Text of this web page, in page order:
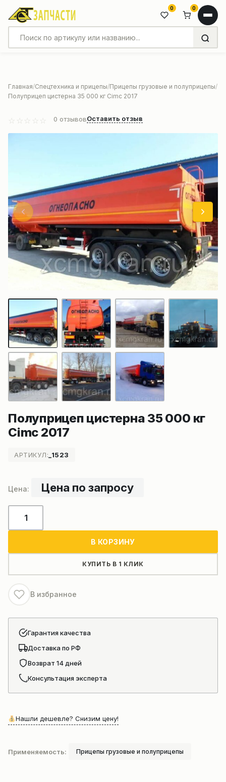
0 0
Главная Спецтехника и прицепы Прицепы грузовые и полуприцепы
Полуприцеп цистерна 35 000 кг Cimc 2017
0 отзывовОставить отзыв
Полуприцеп цистерна 35 000 кг
Cimc 2017
АРТИКУЛ: _1523
Цена по запросу
товара
000
кг
Cimc
В КОРЗИНУ
КУПИТЬ В 1 КЛИК
В избранное
Гарантия качества
Доставка по РФ
Возврат 14 дней
Консультация эксперта
Нашли дешевле? Снизим цену!
Применяемость: Прицепы грузовые и полуприцепы